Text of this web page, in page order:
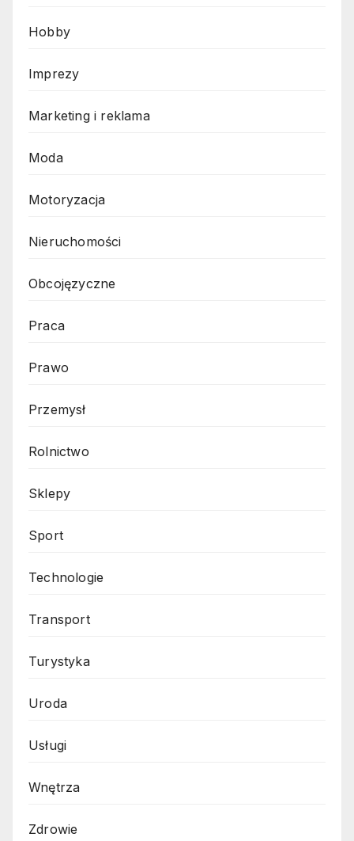
Hobby
Imprezy
Marketing i reklama
Moda
Motoryzacja
Nieruchomości
Obcojęzyczne
Praca
Prawo
Przemysł
Rolnictwo
Sklepy
Sport
Technologie
Transport
Turystyka
Uroda
Usługi
Wnętrza
Zdrowie